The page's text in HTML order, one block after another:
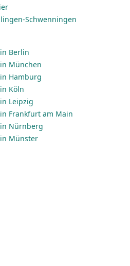
Schwenningen
Berlin
München
Hamburg
Köln
Leipzig
Frankfurt am Main
Nürnberg
Münster